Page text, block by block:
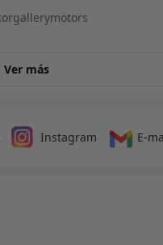
Ver más
Instagram E-